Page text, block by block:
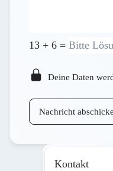
13 + 6 =
Deine Daten
Nachricht
Kontakt